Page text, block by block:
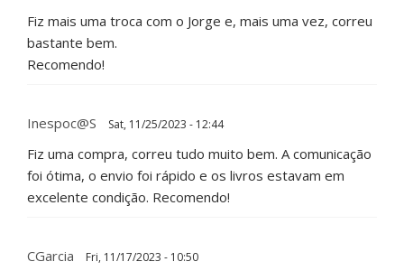
Fiz mais uma troca com o Jorge e, mais uma vez, correu
bastante bem.
Recomendo!
Inespoc@s Sat, 11/25/2023 - 12:44
Fiz uma compra, correu tudo muito bem. A comunicação
foi ótima, o envio foi rápido e os livros estavam em
excelente condição. Recomendo!
CGarcia Fri, 11/17/2023 - 10:50